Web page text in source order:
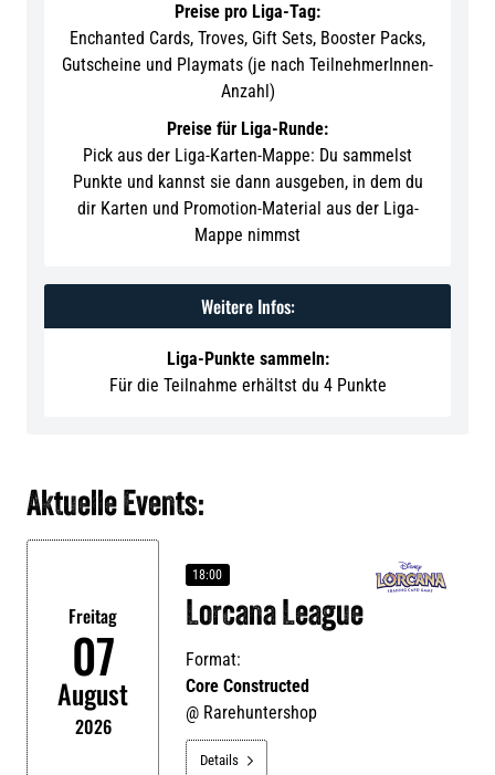
Preise pro Liga-Tag:
Enchanted Cards, Troves, Gift Sets, Booster Packs,
Gutscheine und Playmats (je nach TeilnehmerInnen-
Anzahl)
Preise für Liga-Runde:
Pick aus der Liga-Karten-Mappe: Du sammelst
Punkte und kannst sie dann ausgeben, in dem du
dir Karten und Promotion-Material aus der Liga-
Mappe nimmst
Weitere Infos:
Liga-Punkte sammeln:
Für die Teilnahme erhältst du 4 Punkte
Aktuelle Events:
Freitag
07
August
2026
18:00
Lorcana League
Format:
Core Constructed
@ Rarehuntershop
Details 